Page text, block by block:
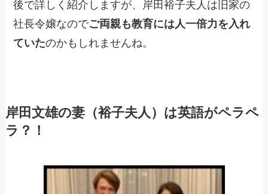
後で詳しく紹介しますが、岸田裕子夫人は旧家の
社長令嬢なのでご両親も教育には人一倍力を入れ
ていたのかもしれませんね。
岸田文雄の妻（裕子夫人）は英語がペラペ
ラ？！